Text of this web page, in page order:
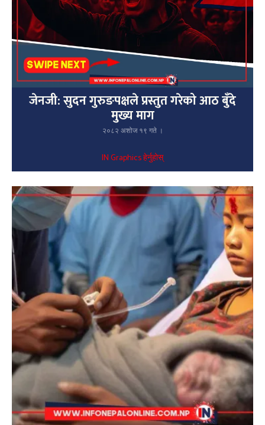
जेनजी: सुदन गुरुङपक्षले प्रस्तुत गरेको आठ बुँदे
मुख्य माग
२०८२ अशोज १९ गते ।
IN Graphics हेर्नुहोस्